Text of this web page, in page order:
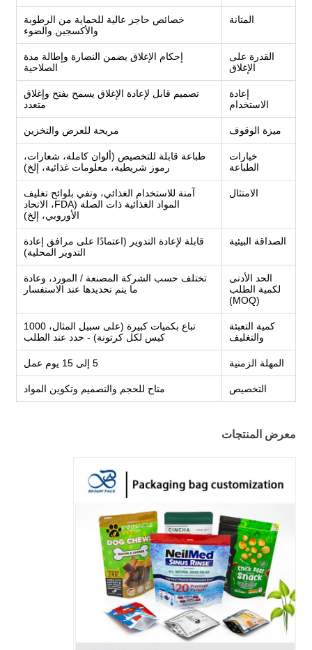
المتانة
خصائص حاجز عالية للحماية من الرطوبة
والأكسجين والضوء
القدرة على
الإغلاق
إحكام الإغلاق يضمن النضارة وإطالة مدة
الصلاحية
إعادة
الاستخدام
تصميم قابل لإعادة الإغلاق يسمح بفتح وإغلاق
متعدد
ميزة الوقوف مريحة للعرض والتخزين
خيارات
الطباعة
طباعة قابلة للتخصيص (ألوان كاملة، شعارات،
رموز شريطية، معلومات غذائية، إلخ)
الامتثال
آمنة للاستخدام الغذائي، وتفي بلوائح تغليف
المواد الغذائية ذات الصلة (FDA، الاتحاد
الأوروبي، إلخ)
الصداقة البيئية
قابلة لإعادة التدوير (اعتمادًا على مرافق إعادة
التدوير المحلية)
الحد الأدنى
لكمية الطلب
(MOQ)
تختلف حسب الشركة المصنعة / المورد، وعادة
ما يتم تحديدها عند الاستفسار
كمية التعبئة
والتغليف
تباع بكميات كبيرة (على سبيل المثال، 1000
كيس لكل كرتونة) - حدد عند الطلب
المهلة الزمنية 5 إلى 15 يوم عمل
التخصيص متاح للحجم والتصميم وتكوين المواد
معرض المنتجات